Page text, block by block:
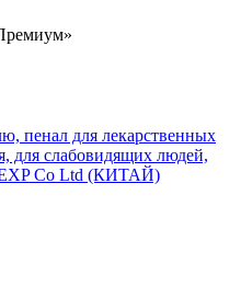
пенал для лекарственных
для слабовидящих людей,
EXP Co Ltd (КИТАЙ)